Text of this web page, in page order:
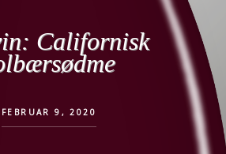
Californisk
FEBRUAR 9, 2020